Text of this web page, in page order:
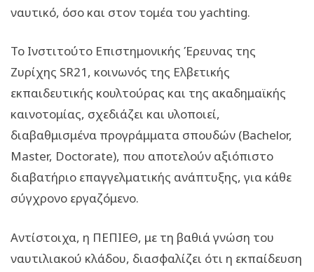
ναυτικό, όσο και στον τομέα του yachting.
Το Ινστιτούτο Επιστημονικής Έρευνας της
Ζυρίχης SR21, κοινωνός της Ελβετικής
εκπαιδευτικής κουλτούρας και της ακαδημαϊκής
καινοτομίας, σχεδιάζει και υλοποιεί,
διαβαθμισμένα προγράμματα σπουδών (Bachelor,
Master, Doctorate), που αποτελούν αξιόπιστο
διαβατήριο επαγγελματικής ανάπτυξης, για κάθε
σύγχρονο εργαζόμενο.
Αντίστοιχα, η ΠΕΠΙΕΘ, με τη βαθιά γνώση του
ναυτιλιακού κλάδου, διασφαλίζει ότι η εκπαίδευση